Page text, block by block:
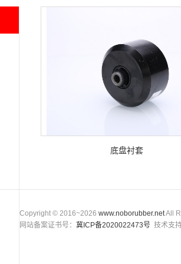
底盘衬套
Copyright © 2016~2026 www.noborubber.netAll
网站备案证书号： 冀ICP备2020022473号 技术支持